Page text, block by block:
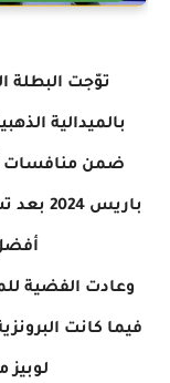
توّجت البطلة
ضمن منافسات
فيما كانت
لوبيز